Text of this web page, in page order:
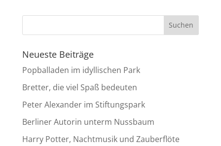
Neueste Beiträge
Popballaden im idyllischen Park
Bretter, die viel Spaß bedeuten
Peter Alexander im Stiftungspark
Berliner Autorin unterm Nussbaum
Harry Potter, Nachtmusik und Zauberflöte